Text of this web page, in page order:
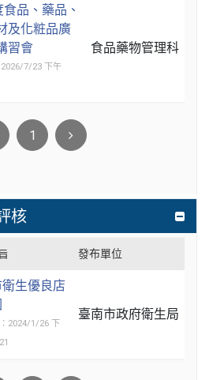
品、藥品、
及化粧品廣
習會
7/23 下午
食品藥物管理科
1
核
發布單位
生優良店
2024/1/26 下
臺南市政府衛生局